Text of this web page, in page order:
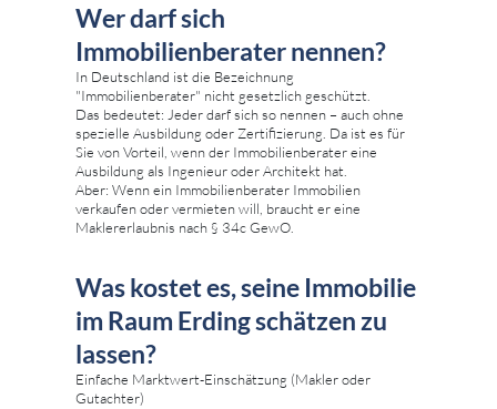
Wer darf sich
Immobilienberater nennen?
In Deutschland ist die Bezeichnung
"Immobilienberater" nicht gesetzlich geschützt.
Das bedeutet: Jeder darf sich so nennen – auch ohne
spezielle Ausbildung oder Zertifizierung. Da ist es für
Sie von Vorteil, wenn der Immobilienberater eine
Ausbildung als Ingenieur oder Architekt hat.
Aber: Wenn ein Immobilienberater Immobilien
verkaufen oder vermieten will, braucht er eine
Maklererlaubnis nach § 34c GewO.
Was kostet es, seine Immobilie
im Raum Erding schätzen zu
lassen?
Einfache Marktwert-Einschätzung (Makler oder
Gutachter)